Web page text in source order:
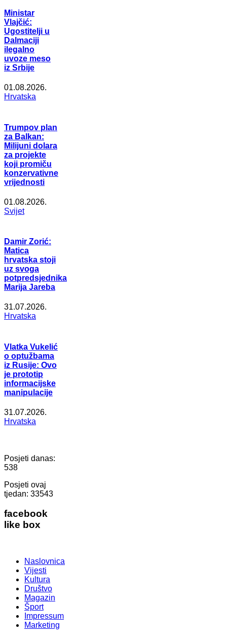
Ministar
Vlajčić:
Ugostitelji u
Dalmaciji
ilegalno
uvoze meso
iz Srbije
01.08.2026.
Hrvatska
Trumpov plan
za Balkan:
Milijuni dolara
za projekte
koji promiču
konzervativne
vrijednosti
01.08.2026.
Svijet
Damir Zorić:
Matica
hrvatska stoji
uz svoga
potpredsjednika
Marija Jareba
31.07.2026.
Hrvatska
Vlatka Vukelić
o optužbama
iz Rusije: Ovo
je prototip
informacijske
manipulacije
31.07.2026.
Hrvatska
Posjeti danas:
538
Posjeti ovaj
tjedan: 33543
facebook
like box
Naslovnica
Vijesti
Kultura
Društvo
Magazin
Šport
Impressum
Marketing